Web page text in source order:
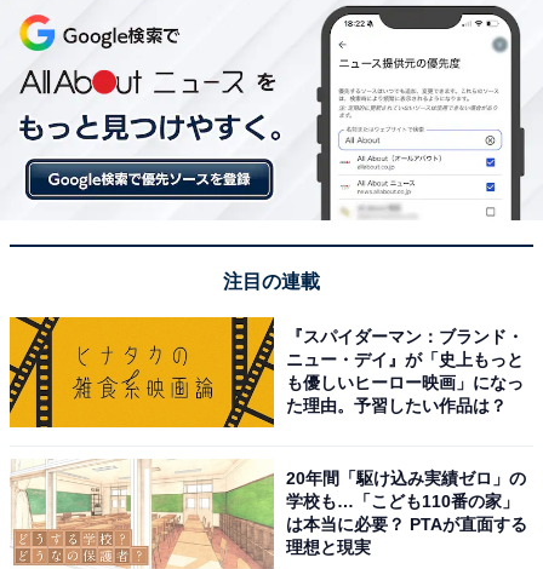
注目の連載
『スパイダーマン：ブランド・
ニュー・デイ』が「史上もっと
も優しいヒーロー映画」になっ
た理由。予習したい作品は？
20年間「駆け込み実績ゼロ」の
学校も…「こども110番の家」
は本当に必要？ PTAが直面する
理想と現実